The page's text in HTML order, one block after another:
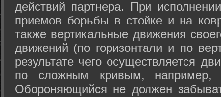
действий партнера. При
приемов борьбы в стойке и на
также вертикальные движения
движений (по горизонтали и по
результате чего осуществляется
по сложным кривым, например,
Обороняющийся не должен